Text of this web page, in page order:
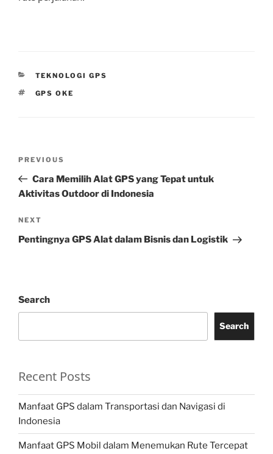
CATEGORIES
TEKNOLOGI GPS
TAGS
GPS OKE
Previous
Post
PREVIOUS
Cara Memilih Alat GPS yang Tepat untuk
Aktivitas Outdoor di Indonesia
Next
Post
NEXT
Pentingnya GPS Alat dalam Bisnis dan Logistik
Search
Search
Recent Posts
Manfaat GPS dalam Transportasi dan Navigasi di
Indonesia
Manfaat GPS Mobil dalam Menemukan Rute Tercepat